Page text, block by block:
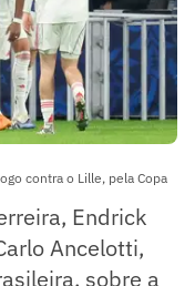
contra o Lille, pela Copa
Endrick
Ancelotti,
sobre a